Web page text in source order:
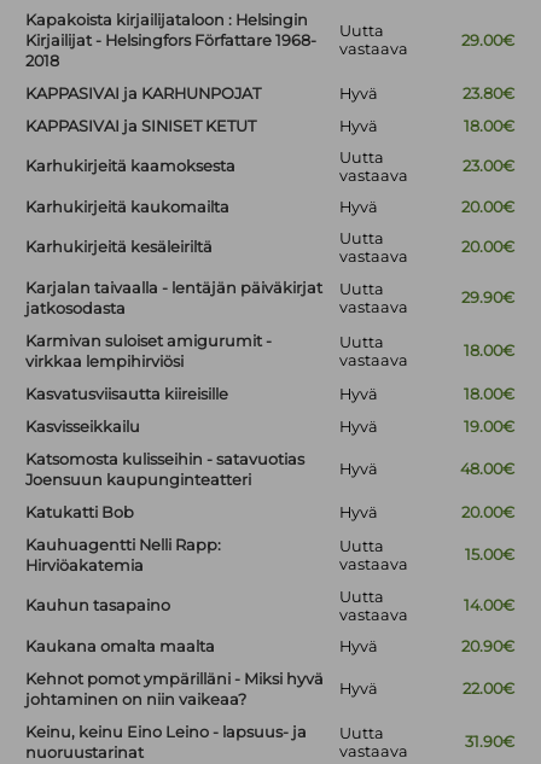
Kapakoista kirjailijataloon : Helsingin
Kirjailijat - Helsingfors Författare 1968-
2018
Uutta
vastaava
29.00€
KAPPASIVAI ja KARHUNPOJAT Hyvä
23.80€
KAPPASIVAI ja SINISET KETUT
Hyvä 18.00€
Karhukirjeitä kaamoksesta
Uutta
vastaava
23.00€
Karhukirjeitä kaukomailta Hyvä 20.00€
Karhukirjeitä kesäleiriltä
Uutta
vastaava
20.00€
Karjalan taivaalla - lentäjän päiväkirjat
jatkosodasta
Uutta
vastaava
29.90€
Karmivan suloiset amigurumit -
virkkaa lempihirviösi
Uutta
vastaava
18.00€
Kasvatusviisautta kiireisille Hyvä
18.00€
Kasvisseikkailu
Hyvä
19.00€
Katsomosta kulisseihin - satavuotias
Joensuun kaupunginteatteri
Hyvä 48.00€
Katukatti Bob Hyvä
20.00€
Kauhuagentti Nelli Rapp:
Hirviöakatemia
Uutta
vastaava
15.00€
Kauhun tasapaino
Uutta
vastaava
14.00€
Kaukana omalta maalta Hyvä
20.90€
Kehnot pomot ympärilläni - Miksi hyvä
johtaminen on niin vaikeaa?
Hyvä 22.00€
Keinu, keinu Eino Leino - lapsuus- ja
nuoruustarinat
Uutta
vastaava
31.90€